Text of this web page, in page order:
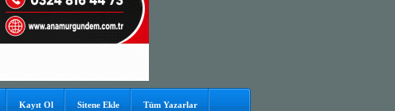
Kayıt Ol Sitene Ekle Tüm Yazarlar